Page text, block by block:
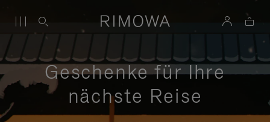
Geschenke für Ihre
nächste Reise